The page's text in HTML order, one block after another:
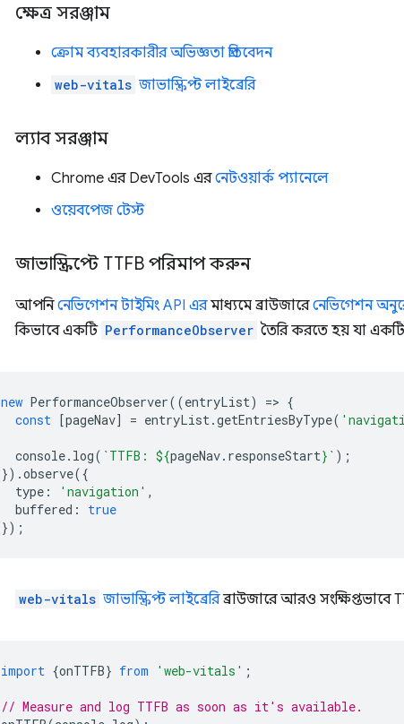
ক্ষেত্র সরঞ্জাম
ক্রোম ব্যবহারকারীর অভিজ্ঞতা প্রতিবেদন
web-vitals জাভাস্ক্রিপ্ট লাইব্রেরি
ল্যাব সরঞ্জাম
Chrome এর DevTools এরনেটওয়ার্ক প্যানেলে
ওয়েবপেজ টেস্ট
জাভাস্ক্রিপ্টে TTFB পরিমাপ করুন
আপনিনেভিগেশন টাইমিং API এরমাধ্যমে ব্রাউজারেনেভিগেশন
কিভাবে একটি PerformanceObserver তৈরি করতে হয় যা
new PerformanceObserver((entryList) => {
const [pageNav] = entryList .getEntriesByType(
console. log( `TTFB: ${pageNav. responseStart} ` );
}).observe({
type : 'navigation' ,
buffered :
true
});
web-vitals জাভাস্ক্রিপ্ট লাইব্রেরিব্রাউজারে আরও সংক্ষিপ্তভাবে
import {onTTFB} from 'web-vitals' ;
// Measure and log TTFB as soon as it's available.